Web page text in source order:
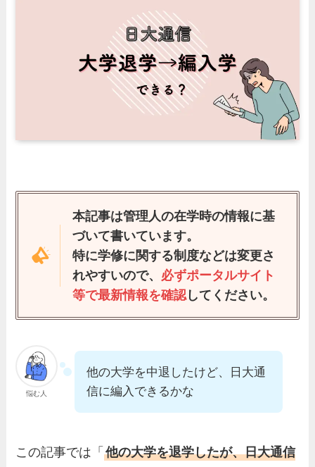
本記事は管理人の在学時の情報に基
づいて書いています。
特に学修に関する制度などは変更さ
れやすいので、 必ずポータルサイト
等で最新情報を確認してください。
悩む人
他の大学を中退したけど、日大通
信に編入できるかな
この記事では「他の大学を退学したが、日大通信